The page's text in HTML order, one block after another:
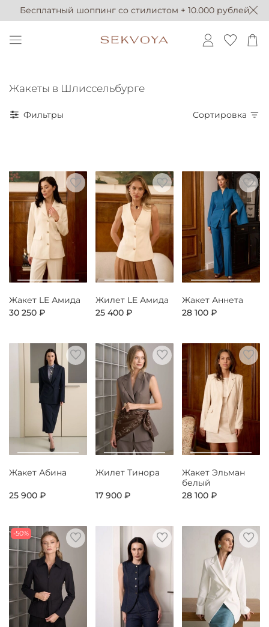
Бесплатный шоппинг со стилистом + 10.000 рублей
Жакеты в Шлиссельбурге
Фильтры Сортировка
Жакет LE Амида
30 250 ₽
Жилет LE Амида
25 400 ₽
Жакет Аннета
28 100 ₽
Жакет Абина
25 900 ₽
Жилет Тинора
17 900 ₽
Жакет Эльман
белый
28 100 ₽
-50%